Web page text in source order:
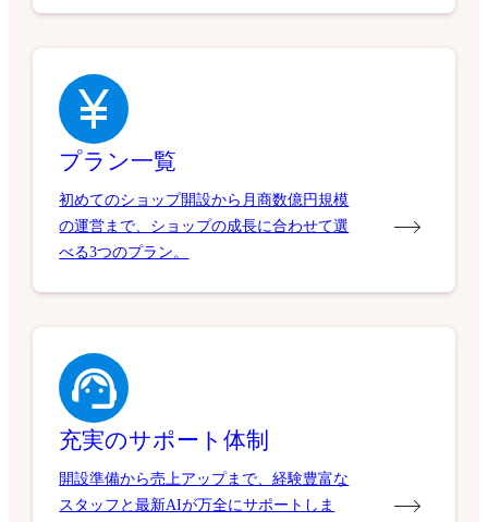
プラン一覧
初めてのショップ開設から月商数億円規模
の運営まで、ショップの成長に合わせて選
べる3つのプラン。
充実のサポート体制
開設準備から売上アップまで、経験豊富な
スタッフと最新AIが万全にサポートしま